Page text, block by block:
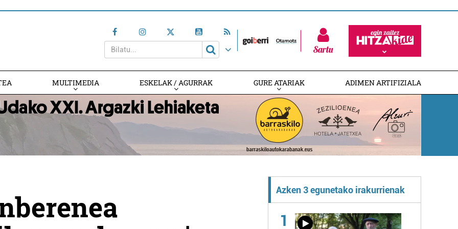
Sartu
MULTIMEDIA ESKELAK / AGURRAK GURE ATARIAK ADIMEN ARTIFIZIALA
Azken 3 egunetako irakurrienak
1